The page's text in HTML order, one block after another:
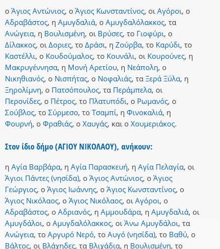
ο Άγιος Αντώνιος, ο Άγιος Κωνσταντίνος, οι Αγόροι, ο
Αδραβάστος, η Αμυγδαλιά, ο Αμυγδαλόλακκος, τα
Ανώγεια, η Βουλισμένη, οι Βρύσες, το Γιοφύρι, ο
Δίλακκος, οι Δοριες, το Δράσι, η Ζούρβα, το Καρύδι, το
Καστέλλι, ο Κουδούμαλος, το Κουνάλι, οι Κουρούνες, η
Μακρυγέννησα, η Μονή Αρετίου, η Νεάπολη, ο
Νικηθιανός, ο Νισπήτας, ο Νοφαλιάς, τα Ξερά Ξύλα, η
Ξηρολίμνη, ο Πατσόπουλος, τα Περάμπελα, οι
Περονίδες, ο Πέτρος, το Πλατυπόδι, ο Ρωμανός, ο
Σούβλος, το Σύρμεσο, το Τσαμπί, η Φινοκαλιά, η
Φουρνή, ο Φραθιάς, ο Χαυγάς, και ο Χουμεριάκος.
Στον ίδιο δήμο (ΑΓΙΟΥ ΝΙΚΟΛΑΟΥ), ανήκουν:
η Αγία Βαρβάρα, η Αγία Παρασκευή, η Αγία Πελαγία, οι
Άγιοι Πάντες (νησίδα), ο Άγιος Αντώνιος, ο Άγιος
Γεώργιος, ο Άγιος Ιωάννης, ο Άγιος Κωνσταντίνος, ο
Άγιος Νικόλαος, ο Άγιος Νικόλαος, οι Αγόροι, ο
Αδραβάστος, ο Αδριανός, η Αμμουδάρα, η Αμυγδαλιά, οι
Αμυγδάλοι, ο Αμυγδαλόλακκος, οι Άνω Αμυγδάλοι, τα
Ανώγεια, το Αργυρό Νερό, το Αυγό (νησίδα), το Βαθύ, ο
Βάλτος, οι Βλάχηδες, τα Βλιχάδια, η Βουλισμένη, το